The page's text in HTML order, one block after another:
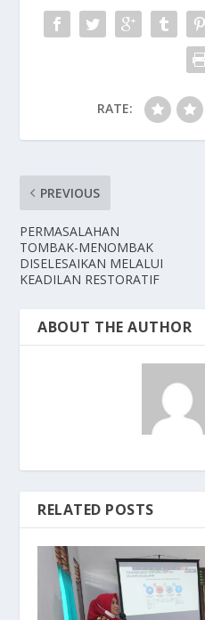
RATE:
PREVIOUS
PERMASALAHAN
TOMBAK-MENOMBAK
DISELESAIKAN MELALUI
KEADILAN RESTORATIF
ABOUT THE AUTHOR
RELATED POSTS